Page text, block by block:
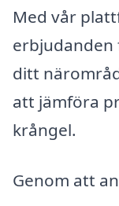
Med vår
erbjudanden
ditt
att jämföra
krångel.
Genom att